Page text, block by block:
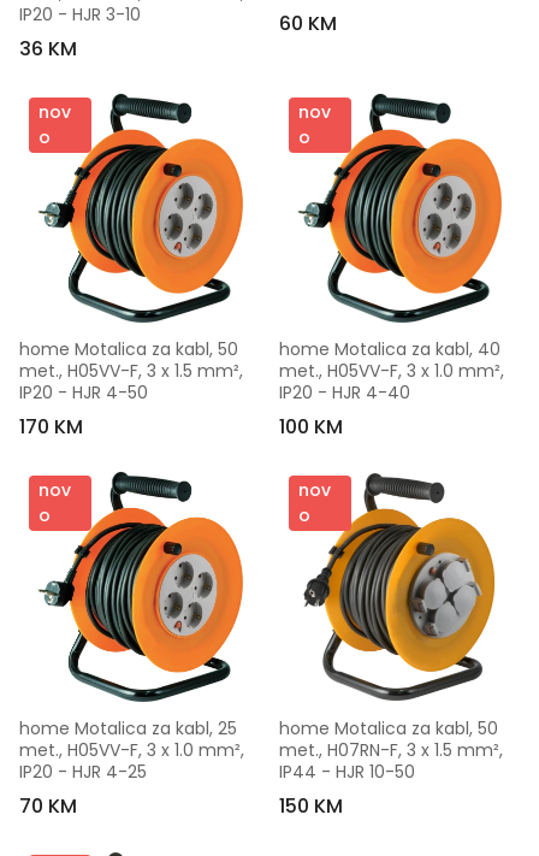
IP20 - HJR 3-10
36 KM
60 KM
nov
o
home Motalica za kabl, 50
met., H05VV-F, 3 x 1.5 mm²,
IP20 - HJR 4-50
170 KM
nov
o
home Motalica za kabl, 40
met., H05VV-F, 3 x 1.0 mm²,
IP20 - HJR 4-40
100 KM
nov
o
home Motalica za kabl, 25
met., H05VV-F, 3 x 1.0 mm²,
IP20 - HJR 4-25
70 KM
nov
o
home Motalica za kabl, 50
met., H07RN-F, 3 x 1.5 mm²,
IP44 - HJR 10-50
150 KM